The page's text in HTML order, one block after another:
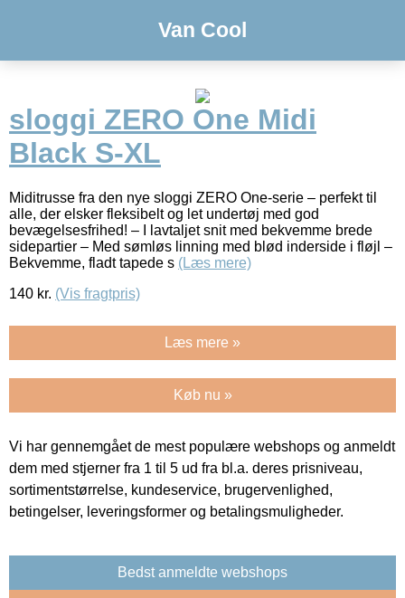
Van Cool
sloggi ZERO One Midi
Black S-XL
Miditrusse fra den nye sloggi ZERO One-serie – perfekt til
alle, der elsker fleksibelt og let undertøj med god
bevægelsesfrihed! – I lavtaljet snit med bekvemme brede
sidepartier – Med sømløs linning med blød inderside i fløjl –
Bekvemme, fladt tapede s (Læs mere)
140 kr. (Vis fragtpris)
Læs mere »
Køb nu »
Vi har gennemgået de mest populære webshops og anmeldt
dem med stjerner fra 1 til 5 ud fra bl.a. deres prisniveau,
sortimentstørrelse, kundeservice, brugervenlighed,
betingelser, leveringsformer og betalingsmuligheder.
Bedst anmeldte webshops